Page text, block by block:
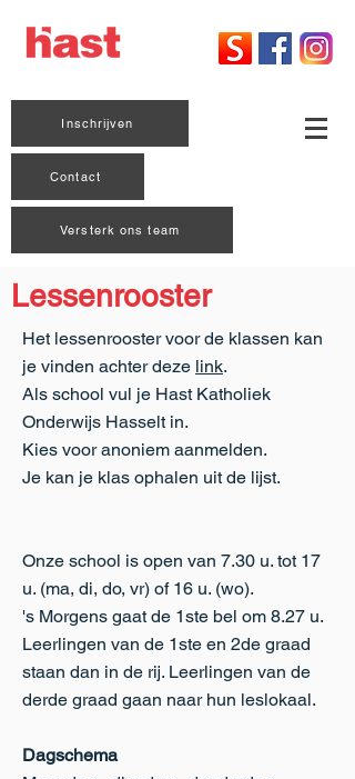
Inschrijven
Contact
Versterk ons team
Lessenrooster
Het lessenrooster voor de klassen kan
je vinden achter deze link.
Als school vul je Hast Katholiek
Onderwijs Hasselt in.
Kies voor anoniem aanmelden.
Je kan je klas ophalen uit de lijst.
Onze school is open van 7.30 u. tot 17
u. (ma, di, do, vr) of 16 u. (wo).
's Morgens gaat de 1ste bel om 8.27 u.
Leerlingen van de 1ste en 2de graad
staan dan in de rij. Leerlingen van de
derde graad gaan naar hun leslokaal.
Dagschema